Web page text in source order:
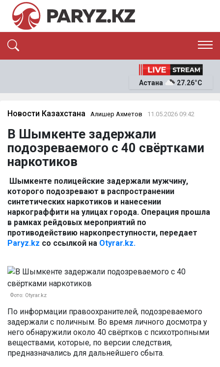
ЭКОНОМИКА
ОҚИҒА
News
Астана 27.26°C
Новости Казахстана Алишер Ахметов 11.05.2026 09:42
В Шымкенте задержали
подозреваемого с 40 свёртками
наркотиков
Шымкенте полицейские задержали мужчину,
которого подозревают в распространении
синтетических наркотиков и нанесении
наркограффити на улицах города. Операция прошла
в рамках рейдовых мероприятий по
противодействию наркопреступности, передает
Paryz.kz со ссылкой на Otyrar.kz.
Фото: Otyrar.kz
По информации правоохранителей, подозреваемого
задержали с поличным. Во время личного досмотра у
него обнаружили около 40 свёртков с психотропными
веществами, которые, по версии следствия,
предназначались для дальнейшего сбыта.